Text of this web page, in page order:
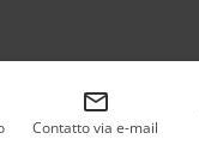
Contatto via e-mail